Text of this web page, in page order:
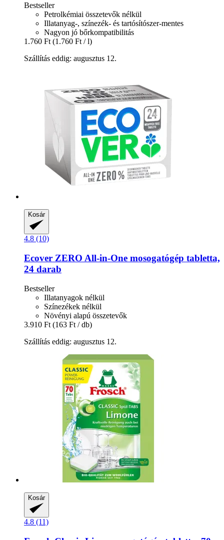
Bestseller
Petrolkémiai összetevők nélkül
Illatanyag-, színezék- és tartósítószer-mentes
Nagyon jó bőrkompatibilitás
1.760 Ft (1.760 Ft / l)
Szállítás eddig: augusztus 12.
Kosár
4.8 (10)
Ecover ZERO All-​in-​One mosogatógép tabletta,
24 darab
Bestseller
Illatanyagok nélkül
Színezékek nélkül
Növényi alapú összetevők
3.910 Ft (163 Ft / db)
Szállítás eddig: augusztus 12.
Kosár
4.8 (11)